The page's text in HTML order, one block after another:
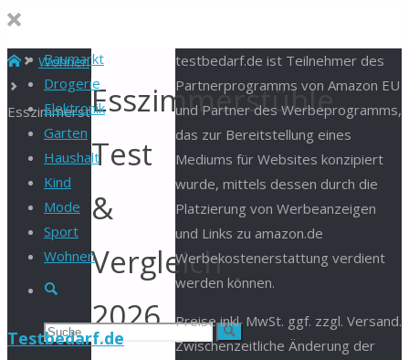
Baumarkt
Drogerie
Elektronik
Garten
Haushalt
Kind
Mode
Sport
Wohnen
Suche
Suchen Suche
Testbedarf.de
StartWohnen
EsszimmerstühleEsszimmerstühle
Test
&
Vergleich
2026
testbedarf.de ist Teilnehmer des
Partnerprogramms von Amazon EU
und Partner des Werbeprogramms,
das zur Bereitstellung eines
Mediums für Websites konzipiert
wurde, mittels dessen durch die
Platzierung von Werbeanzeigen
und Links zu amazon.de
Werbekostenerstattung verdient
werden können.
Preise inkl. MwSt. ggf. zzgl. Versand.
Zwischenzeitliche Änderung der